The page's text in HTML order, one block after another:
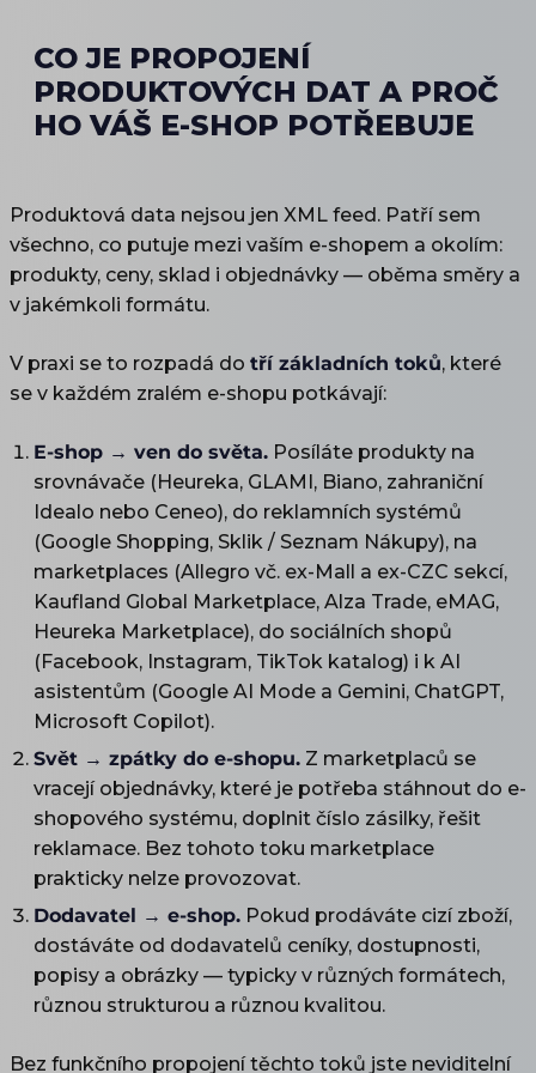
CO JE PROPOJENÍ
PRODUKTOVÝCH DAT A PROČ
HO VÁŠ E-SHOP POTŘEBUJE
Produktová data nejsou jen XML feed. Patří sem
všechno, co putuje mezi vaším e-shopem a okolím:
produkty, ceny, sklad i objednávky — oběma směry a
v jakémkoli formátu.
V praxi se to rozpadá do tří základních toků, které
se v každém zralém e-shopu potkávají:
E-shop → ven do světa. Posíláte produkty na
srovnávače (Heureka, GLAMI, Biano, zahraniční
Idealo nebo Ceneo), do reklamních systémů
(Google Shopping, Sklik / Seznam Nákupy), na
marketplaces (Allegro vč. ex-Mall a ex-CZC sekcí,
Kaufland Global Marketplace, Alza Trade, eMAG,
Heureka Marketplace), do sociálních shopů
(Facebook, Instagram, TikTok katalog) i k AI
asistentům (Google AI Mode a Gemini, ChatGPT,
Microsoft Copilot).
Svět → zpátky do e-shopu. Z marketplaců se
vracejí objednávky, které je potřeba stáhnout do e-
shopového systému, doplnit číslo zásilky, řešit
reklamace. Bez tohoto toku marketplace
prakticky nelze provozovat.
Dodavatel → e-shop. Pokud prodáváte cizí zboží,
dostáváte od dodavatelů ceníky, dostupnosti,
popisy a obrázky — typicky v různých formátech,
různou strukturou a různou kvalitou.
Bez funkčního propojení těchto toků jste neviditelní